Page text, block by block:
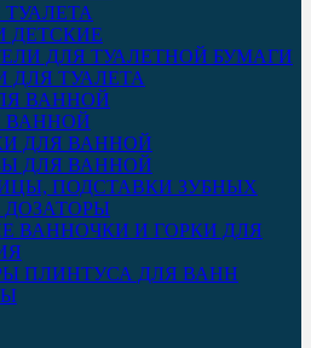
ДЕТСКИЕ
ДЛЯ ТУАЛЕТНОЙ БУМАГИ
ДЛЯ ТУАЛЕТА
ВАННОЙ
ДЛЯ ВАННОЙ
ДЛЯ ВАННОЙ
ПОДСТАВКИ ЗУБНЫХ
ВАННОЧКИ И ГОРКИ ДЛЯ
ПЛИНТУСА ДЛЯ ВАНН